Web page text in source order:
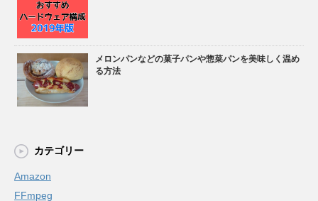
メロンパンなどの菓子パンや惣菜パンを美味しく温め
る方法
カテゴリー
Amazon
FFmpeg